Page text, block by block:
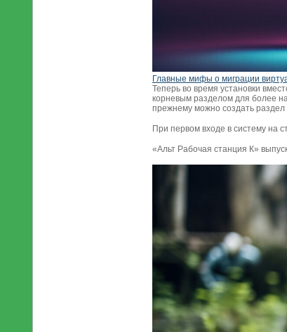
Главные мифы о миграции
Теперь во время установки
корневым разделом для более
прежнему можно создать раздел
При первом входе в систему на
«Альт Рабочая станция К»